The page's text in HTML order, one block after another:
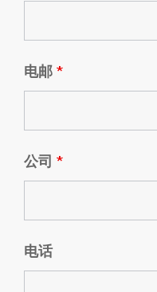
电邮 *
公司 *
电话